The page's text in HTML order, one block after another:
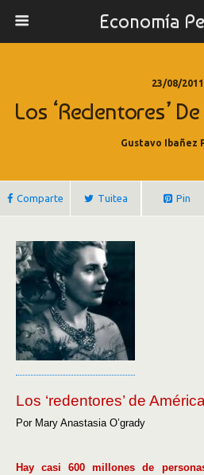
Economía
23/08/2011
Los ‘redentores’
Gustavo Ibañez
Comparte Tuitea Pin
Los ‘redentores’ de
Por Mary Anastasia O’grady
Hay casi 600 millones de